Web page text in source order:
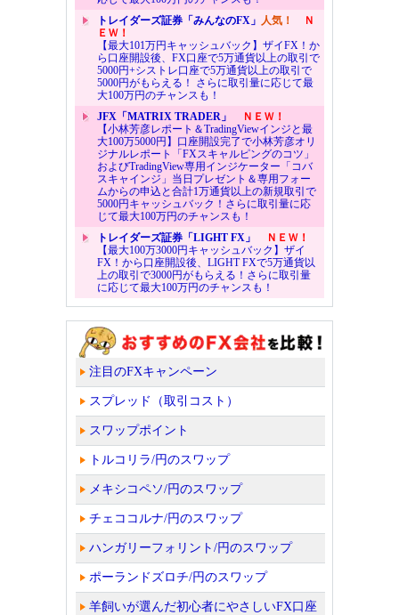
トレイダーズ証券「みんなのFX」 人気！
Ｎ
ＥＷ！
【最大101万円キャッシュバック】ザイFX！か
ら口座開設後、FX口座で5万通貨以上の取引で
5000円+シストレ口座で5万通貨以上の取引で
5000円がもらえる！ さらに取引量に応じて最
大100万円のチャンスも！
JFX「MATRIX TRADER」
ＮＥＷ！
【小林芳彦レポート＆TradingViewインジと最
大100万5000円】口座開設完了で小林芳彦オリ
ジナルレポート「FXスキャルピングのコツ」
およびTradingView専用インジケーター「コバ
スキャインジ」当日プレゼント＆専用フォー
ムからの申込と合計1万通貨以上の新規取引で
5000円キャッシュバック！さらに取引量に応
じて最大100万円のチャンスも！
トレイダーズ証券「LIGHT FX」
ＮＥＷ！
【最大100万3000円キャッシュバック】ザイ
FX！から口座開設後、LIGHT FXで5万通貨以
上の取引で3000円がもらえる！さらに取引量
に応じて最大100万円のチャンスも！
注目のFXキャンペーン
スプレッド（取引コスト）
スワップポイント
トルコリラ/円のスワップ
メキシコペソ/円のスワップ
チェココルナ/円のスワップ
ハンガリーフォリント/円のスワップ
ポーランドズロチ/円のスワップ
羊飼いが選んだ初心者にやさしいFX口座